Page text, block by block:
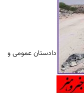
دادستان عمومی و